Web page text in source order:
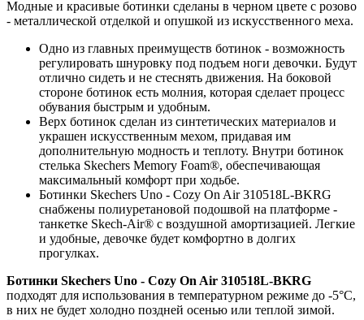
Модные и красивые ботинки сделаны в черном цвете с розово
- металлической отделкой и опушкой из искусственного меха.
Одно из главных преимуществ ботинок - возможность
регулировать шнуровку под подъем ноги девочки. Будут
отлично сидеть и не стеснять движения. На боковой
стороне ботинок есть молния, которая сделает процесс
обувания быстрым и удобным.
Верх ботинок сделан из синтетических материалов и
украшен искусственным мехом, придавая им
дополнительную модность и теплоту. Внутри ботинок
стелька Skechers Memory Foam®, обеспечивающая
максимальный комфорт при ходьбе.
Ботинки Skechers Uno - Cozy On Air 310518L-BKRG
снабжены полиуретановой подошвой на платформе -
танкетке Skech-Air® с воздушной амортизацией. Легкие
и удобные, девочке будет комфортно в долгих
прогулках.
Ботинки Skechers Uno - Cozy On Air 310518L-BKRG
подходят для использования в температурном режиме до -5°C,
в них не будет холодно поздней осенью или теплой зимой.